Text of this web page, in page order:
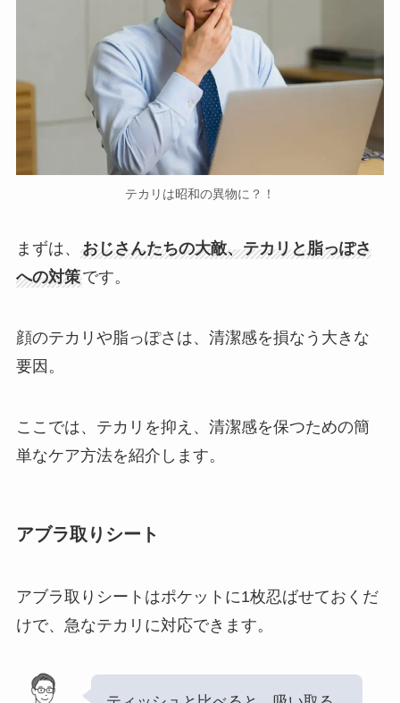
テカリは昭和の異物に？！
まずは、 おじさんたちの大敵、テカリと脂っぽさ
への対策です。
顔のテカリや脂っぽさは、清潔感を損なう大きな
要因。
ここでは、テカリを抑え、清潔感を保つための簡
単なケア方法を紹介します。
アブラ取りシート
アブラ取りシートはポケットに1枚忍ばせておくだ
けで、急なテカリに対応できます。